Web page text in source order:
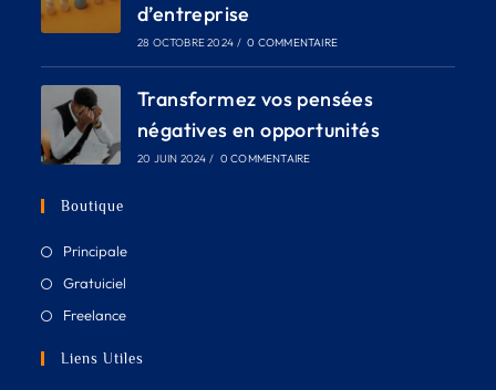
d’entreprise
28 OCTOBRE 2024 / 0 COMMENTAIRE
Transformez vos pensées
négatives en opportunités
20 JUIN 2024 / 0 COMMENTAIRE
Boutique
Principale
Gratuiciel
Freelance
Liens Utiles